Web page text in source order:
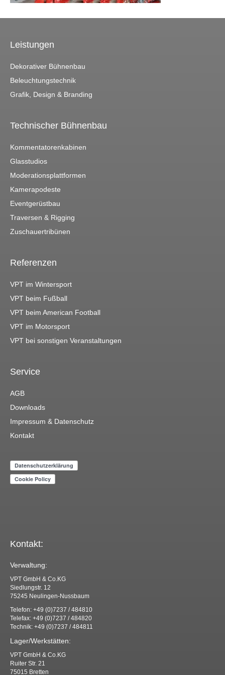
Leistungen
Dekorativer Bühnenbau
Beleuchtungstechnik
Grafik, Design & Branding
Technischer Bühnenbau
Kommentatorenkabinen
Glasstudios
Moderationsplattformen
Kamerapodeste
Eventgerüstbau
Traversen & Rigging
Zuschauertribünen
Referenzen
VPT im Wintersport
VPT beim Fußball
VPT beim American Football
VPT im Motorsport
VPT bei sonstigen Veranstaltungen
Service
AGB
Downloads
Impressum & Datenschutz
Kontakt
Kontakt:
Verwaltung:
VPT GmbH & Co.KG
Siedlungstr. 12
75245 Neulingen-Nussbaum
Telefon: +49 (0)7237 / 484810
Telefax: +49 (0)7237 / 484820
Technik: +49 (0)7237 / 484811
Lager/Werkstätten:
VPT GmbH & Co.KG
Ruiter Str. 21
75015 Bretten